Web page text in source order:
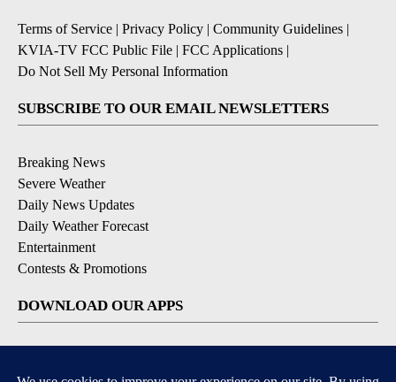
Terms of Service | Privacy Policy | Community Guidelines |
KVIA-TV FCC Public File | FCC Applications |
Do Not Sell My Personal Information
SUBSCRIBE TO OUR EMAIL NEWSLETTERS
Breaking News
Severe Weather
Daily News Updates
Daily Weather Forecast
Entertainment
Contests & Promotions
DOWNLOAD OUR APPS